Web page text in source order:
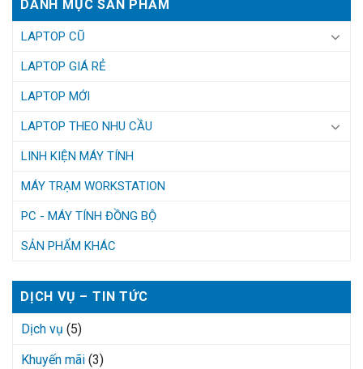
DANH MỤC SẢN PHẨM
LAPTOP CŨ
LAPTOP GIÁ RẺ
LAPTOP MỚI
LAPTOP THEO NHU CẦU
LINH KIỆN MÁY TÍNH
MÁY TRẠM WORKSTATION
PC - MÁY TÍNH ĐỒNG BỘ
SẢN PHẨM KHÁC
DỊCH VỤ – TIN TỨC
Dịch vụ (5)
Khuyến mãi (3)